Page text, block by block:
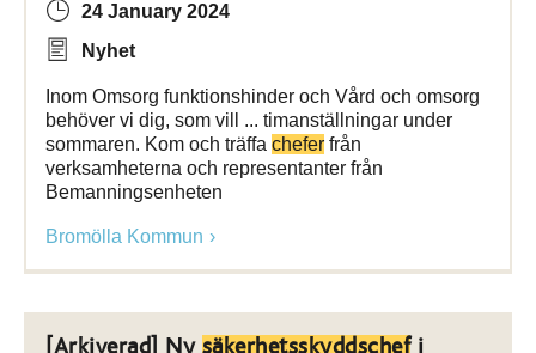
24 January 2024
Nyhet
Inom Omsorg funktionshinder och Vård och omsorg
behöver vi dig, som vill ... timanställningar under
sommaren. Kom och träffa chefer från
verksamheterna och representanter från
Bemanningsenheten
Bromölla Kommun
[Arkiverad] Ny säkerhetsskyddschefi